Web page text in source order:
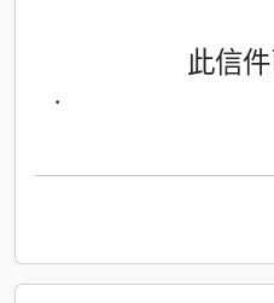
此信
·